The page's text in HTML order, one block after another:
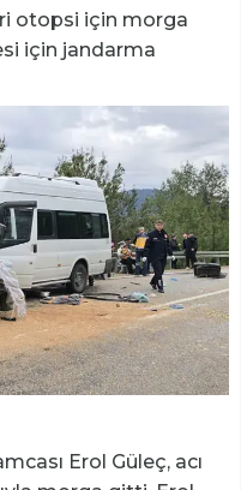
otopsi için morga
için jandarma
Erol Güleç, acı